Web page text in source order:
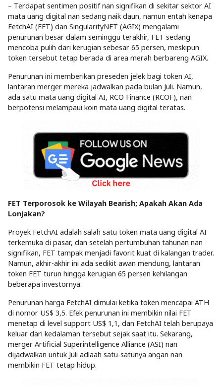
– Terdapat sentimen positif nan signifikan di sekitar sektor AI
mata uang digital nan sedang naik daun, namun entah kenapa
FetchAI (FET) dan SingularityNET (AGIX) mengalami
penurunan besar dalam seminggu terakhir, FET sedang
mencoba pulih dari kerugian sebesar 65 persen, meskipun
token tersebut tetap berada di area merah berbareng AGIX.
Penurunan ini memberikan preseden jelek bagi token AI,
lantaran merger mereka jadwalkan pada bulan Juli. Namun,
ada satu mata uang digital AI, RCO Finance (RCOF), nan
berpotensi melampaui koin mata uang digital teratas.
FET Terporosok ke Wilayah Bearish; Apakah Akan Ada
Lonjakan?
Proyek FetchAI adalah salah satu token mata uang digital AI
terkemuka di pasar, dan setelah pertumbuhan tahunan nan
signifikan, FET tampak menjadi favorit kuat di kalangan trader.
Namun, akhir-akhir ini ada sedikit awan mendung, lantaran
token FET turun hingga kerugian 65 persen kehilangan
beberapa investornya.
Penurunan harga FetchAI dimulai ketika token mencapai ATH
di nomor US$ 3,5. Efek penurunan ini membikin nilai FET
menetap di level support US$ 1,1, dan FetchAI telah berupaya
keluar dari kedalaman tersebut sejak saat itu. Sekarang,
merger Artificial Superintelligence Alliance (ASI) nan
dijadwalkan untuk Juli adlaah satu-satunya angan nan
membikin FET tetap hidup.